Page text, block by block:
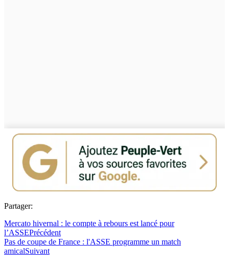
Partager:
Mercato hivernal : le compte à rebours est lancé pour
l’ASSEPrécédent
Pas de coupe de France : l'ASSE programme un match
amicalSuivant